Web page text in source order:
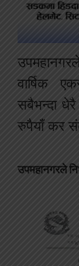
वार्षिक
सबैभन्दा
रुपैयाँ कर
उपमहानगरले